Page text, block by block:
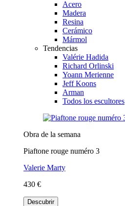
Acero
Madera
Resina
Cerámico
Mármol
Tendencias
Valérie Hadida
Richard Orlinski
Yoann Merienne
Jeff Koons
Arman
Todos los escultores
Obra de la semana
Piaftone rouge numéro 3
Valerie Marty
430 €
Descubrir